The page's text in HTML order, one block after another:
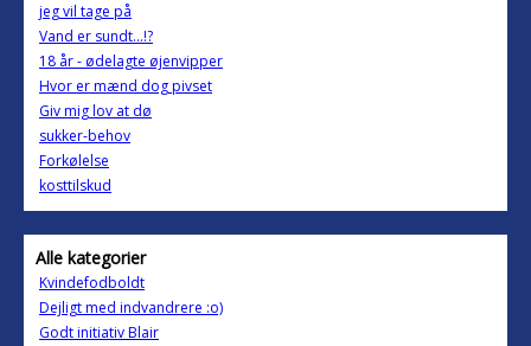
jeg vil tage på
Vand er sundt...!?
18 år - ødelagte øjenvipper
Hvor er mænd dog pivset
Giv mig lov at dø
sukker-behov
Forkølelse
kosttilskud
Alle kategorier
Kvindefodboldt
Dejligt med indvandrere :o)
Godt initiativ Blair